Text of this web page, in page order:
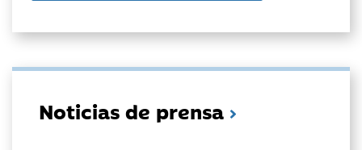
Noticias de prensa